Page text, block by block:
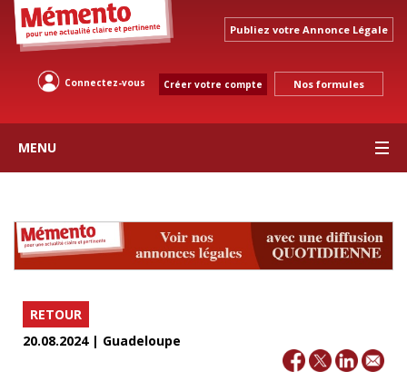
Publiez votre Annonce Légale
Connectez-vous Créer votre compte Nos formules
MENU
RETOUR
20.08.2024 | Guadeloupe